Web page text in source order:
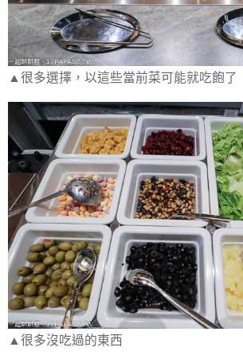
▲很多選擇，以這些當前菜可能就吃飽了
▲很多沒吃過的東西